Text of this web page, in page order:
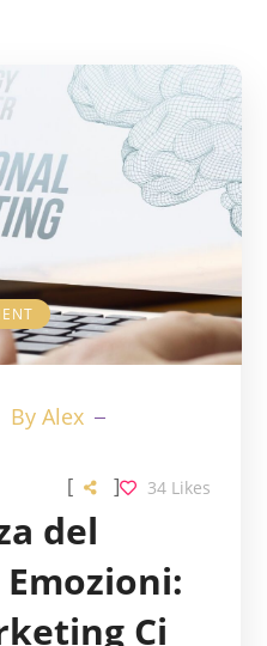
ByAlex
[ 34 Likes
]
del
Ci